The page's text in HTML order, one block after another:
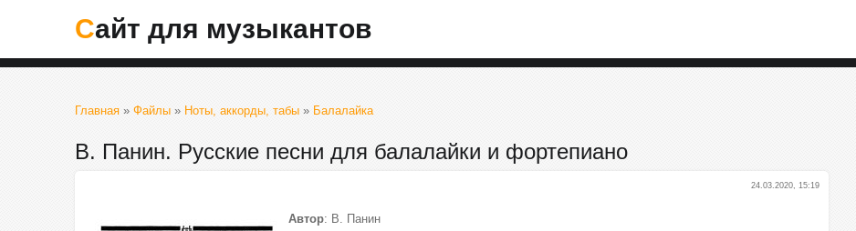
Сайт для музыкантов
Главная » Файлы » Ноты, аккорды, табы » Балалайка
В. Панин. Русские песни для балалайки и фортепиано
24.03.2020, 15:19
Автор: В. Панин